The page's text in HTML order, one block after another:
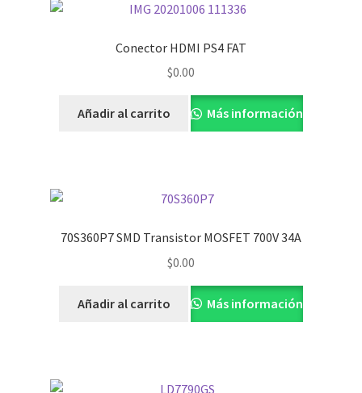
Conector HDMI PS4 FAT
$0.00
Añadir al carrito Más información
70S360P7 SMD Transistor MOSFET 700V 34A
$0.00
Añadir al carrito Más información